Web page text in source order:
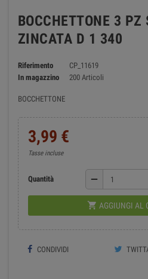
BOCCHETTONE 3
ZINCATA D 1 340
Riferimento
CP_11619
In magazzino
200 Articoli
BOCCHETTONE
3,99 €
Tasse incluse
Quantità remove
 AGGIUNGI AL
CONDIVIDI